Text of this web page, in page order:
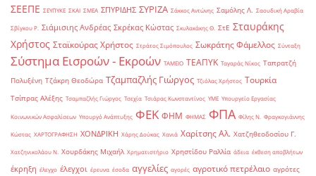
ΣΕΕΠΕ ΣΕΥΠΥΚΕ ΣΚΑΙ ΣΜΕΑ ΣΠΥΡΙΔΗΣ ΣΥΡΙΖΑ Σάκκος Αντώνης Σαμόλης Λ. Σαουδική Αραβία
Σβίγκου Ρ. Σιάμισιης Ανδρέας Σκρέκας Κώστας Σκυλακάκης Θ. ΣτΕ Σταυράκης
Χρήστος Σταϊκούρας Χρήστος Στράτος Σιμόπουλος Σωκράτης Φάμελλος Σύνταξη
Σύστημα Εισροών - Εκροών ΤΑΜΕΙΟ ΤΕΑΠΥΚ Ταγαράς Νίκος Ταπρατζή
Πολυξένη Τζάκρη Θεοδώρα Τζαμπαζλής Γιώργος Τζιόλας Χρήστος Τουρκία
Τσίπρας Αλέξης Τσαμπαζλής Γιώργος Τσεχία Τσιάρας Κωνσταντίνος ΥΜΕ Υπουργείο Εργασίας
Κοινωνικών Ασφαλίσεων Υπουργό Ανάπτυξης ΦΕΚ ΦΗΜ ΦΗΜΑΣ ΦΠΑ Φίλης Ν. Φραγκογιάννης
Κώστας ΧΑΡΤΟΓΡΑΦΗΣΗ ΧΟΝΔΡΙΚΗ Χάρης Δούκας Χανιά Χαρίτσης Αλ. Χατζηθεοδοσίου Γ.
Χατζηνικολάου Ν. Χουρδάκης Μιχαήλ Χρηματιστήριο Χρηστίδου Ραλλία άδεια έκθεση αποβλήτων
έκρηξη έλεγχο έλεγχοι έρευνα έσοδα αγγελίες αγορές αγροτικό πετρέλαιο αγρότες